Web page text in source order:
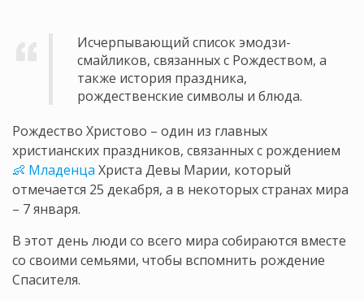
Исчерпывающий список эмодзи-
смайликов, связанных с Рождеством, а
также история праздника,
рождественские символы и блюда.
Рождество Христово – один из главных
христианских праздников, связанных с рождением
👶 Младенца Христа Девы Марии, который
отмечается 25 декабря, а в некоторых странах мира
– 7 января.
В этот день люди со всего мира собираются вместе
со своими семьями, чтобы вспомнить рождение
Спасителя.